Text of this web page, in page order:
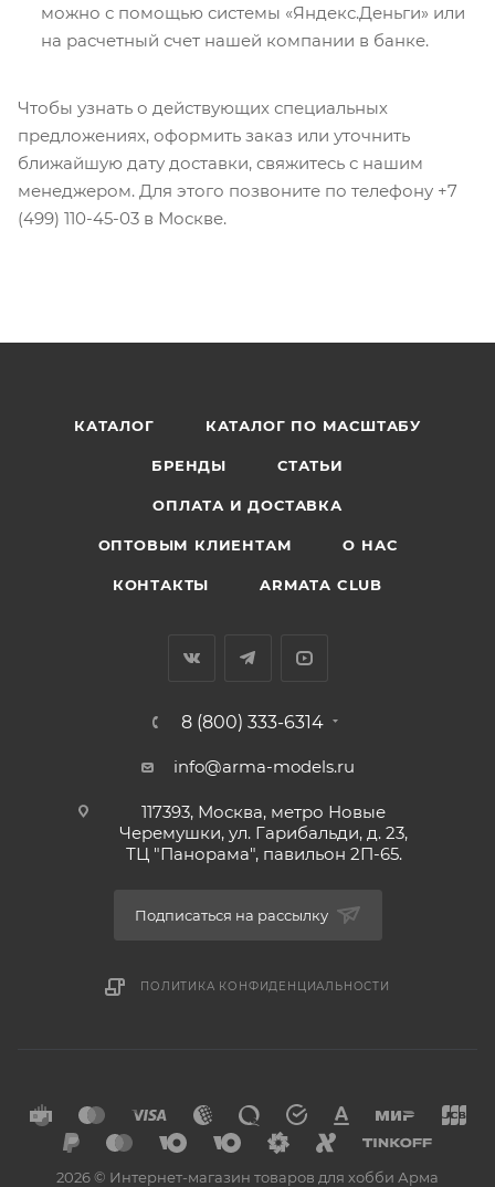
можно с помощью системы «Яндекс.Деньги» или
на расчетный счет нашей компании в банке.
Чтобы узнать о действующих специальных
предложениях, оформить заказ или уточнить
ближайшую дату доставки, свяжитесь с нашим
менеджером. Для этого позвоните по телефону +7
(499) 110-45-03 в Москве.
КАТАЛОГ КАТАЛОГ ПО МАСШТАБУ
БРЕНДЫ СТАТЬИ
ОПЛАТА И ДОСТАВКА
ОПТОВЫМ КЛИЕНТАМ О НАС
КОНТАКТЫ ARMATA CLUB
8 (800) 333-6314
info@arma-models.ru
117393, Москва, метро Новые
Черемушки, ул. Гарибальди, д. 23,
ТЦ "Панорама", павильон 2П-65.
Подписаться на рассылку
ПОЛИТИКА КОНФИДЕНЦИАЛЬНОСТИ
2026 © Интернет-магазин товаров для хобби Арма